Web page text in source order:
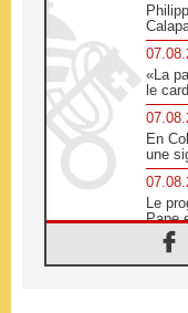
«La
le
En
une
Le
Pape
1ère